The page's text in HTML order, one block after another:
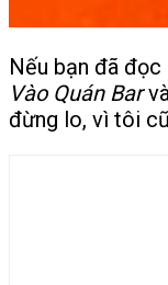
Nếu bạn đã đọc
Vào Quán Bar
đừng lo, vì tôi